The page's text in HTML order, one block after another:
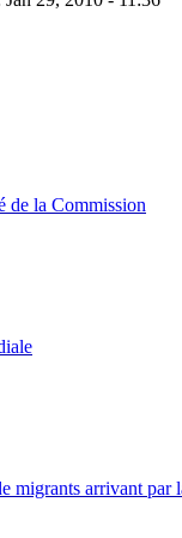
de la Commission
migrants arrivant par